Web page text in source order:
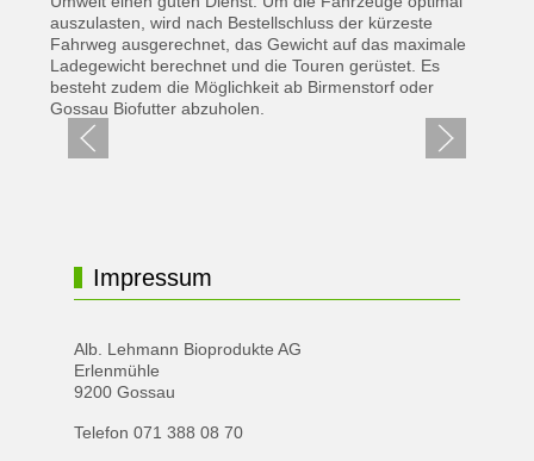
auszulasten, wird nach Bestellschluss der kürzeste
Fahrweg ausgerechnet, das Gewicht auf das maximale
Ladegewicht berechnet und die Touren gerüstet. Es
besteht zudem die Möglichkeit ab Birmenstorf oder
Gossau Biofutter abzuholen.
Impressum
Alb. Lehmann Bioprodukte AG
Erlenmühle
9200 Gossau
Telefon 071 388 08 70